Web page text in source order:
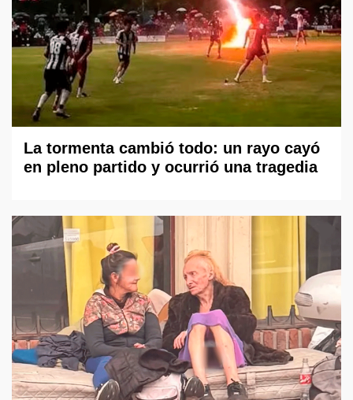
La tormenta cambió todo: un rayo cayó
en pleno partido y ocurrió una tragedia